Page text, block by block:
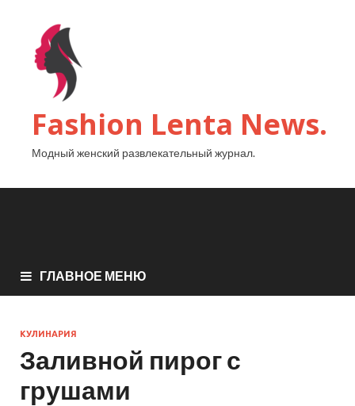
Fashion Lenta News.
Модный женский развлекательный журнал.
ГЛАВНОЕ МЕНЮ
КУЛИНАРИЯ
Заливной пирог с
грушами